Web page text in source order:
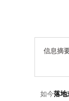
信息摘
如今落地